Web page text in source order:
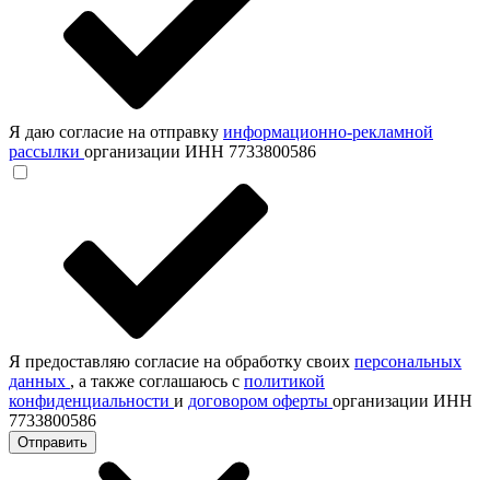
Я даю согласие на отправку информационно-рекламной
рассылки организации ИНН 7733800586
Я предоставляю согласие на обработку своих персональных
данных , а также соглашаюсь с политикой
конфиденциальности и договором оферты организации ИНН
7733800586
Отправить